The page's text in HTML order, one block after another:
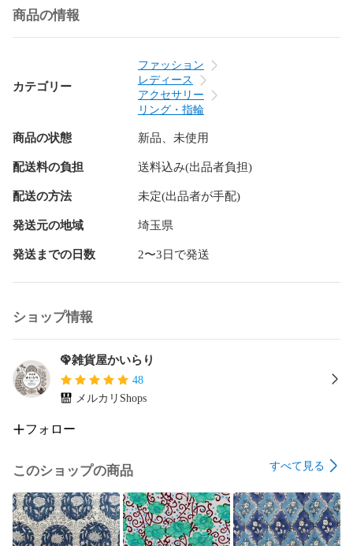
商品の情報
カテゴリー
ファッション
レディース
アクセサリー
リング・指輪
商品の状態 新品、未使用
配送料の負担 送料込み(出品者負担)
配送の方法 未定(出品者が手配)
発送元の地域 埼玉県
発送までの日数 2〜3日で発送
ショップ情報
🦚雑貨屋かいらり
48
メルカリShops
フォロー
このショップの商品 すべて見る